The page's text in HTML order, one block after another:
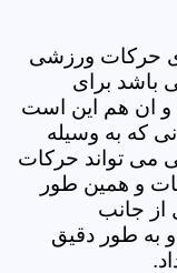
حرکات ورزشی
باشد برای
و ان هم این است
که به وسیله
می تواند حرکات
و همین طور
از جانب
و به طور دقیق